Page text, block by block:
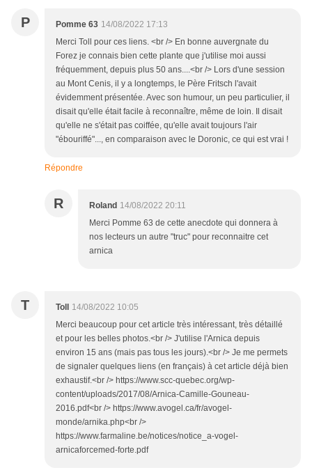
P Pomme 63 14/08/2022 17:13
Merci Toll pour ces liens. <br /> En bonne auvergnate du
Forez je connais bien cette plante que j'utilise moi aussi
fréquemment, depuis plus 50 ans....<br /> Lors d'une session
au Mont Cenis, il y a longtemps, le Père Fritsch l'avait
évidemment présentée. Avec son humour, un peu particulier, il
disait qu'elle était facile à reconnaître, même de loin. Il disait
qu'elle ne s'était pas coiffée, qu'elle avait toujours l'air
"ébouriffé"..., en comparaison avec le Doronic, ce qui est vrai !
Répondre
R Roland 14/08/2022 20:11
Merci Pomme 63 de cette anecdote qui donnera à
nos lecteurs un autre "truc" pour reconnaitre cet
arnica
T Toll
14/08/2022 10:05
Merci beaucoup pour cet article très intéressant, très détaillé
et pour les belles photos.<br /> J'utilise l'Arnica depuis
environ 15 ans (mais pas tous les jours).<br /> Je me permets
de signaler quelques liens (en français) à cet article déjà bien
exhaustif.<br /> https://www.scc-quebec.org/wp-
content/uploads/2017/08/Arnica-Camille-Gouneau-
2016.pdf<br /> https://www.avogel.ca/fr/avogel-
monde/arnika.php<br />
https://www.farmaline.be/notices/notice_a-vogel-
arnicaforcemed-forte.pdf